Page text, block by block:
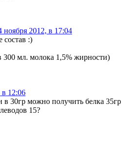
ноября 2012, в 17:04
состав :)
300 мл. молока 1,5% жирности)
в 12:06
в 30гр можно получить белка 35гр
15?